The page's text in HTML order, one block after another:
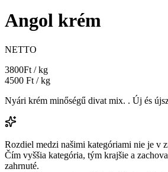
Angol krém
NETTO
3800Ft / kg
4500 Ft / kg
Nyári krém minőségű divat mix. . Új és
Rozdiel medzi našimi kategóriami nie je v
Čím vyššia kategória, tým krajšie a
zahrnuté.